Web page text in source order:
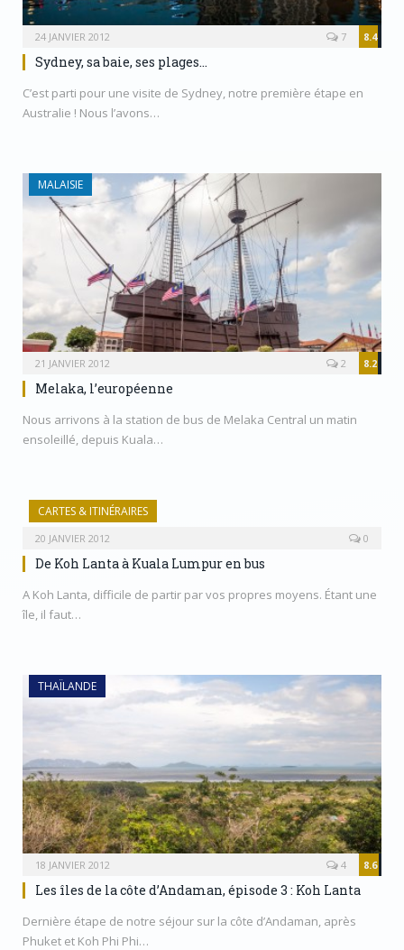
24 JANVIER 2012 8.4
7
Sydney, sa baie, ses plages…
C’est parti pour une visite de Sydney, notre première étape en
Australie ! Nous l’avons…
MALAISIE
21 JANVIER 2012 8.2
2
Melaka, l’européenne
Nous arrivons à la station de bus de Melaka Central un matin
ensoleillé, depuis Kuala…
CARTES & ITINÉRAIRES
20 JANVIER 2012 0
De Koh Lanta à Kuala Lumpur en bus
A Koh Lanta, difficile de partir par vos propres moyens. Étant une
île, il faut…
THAÏLANDE
18 JANVIER 2012 8.6
4
Les îles de la côte d’Andaman, épisode 3 : Koh Lanta
Dernière étape de notre séjour sur la côte d’Andaman, après
Phuket et Koh Phi Phi…